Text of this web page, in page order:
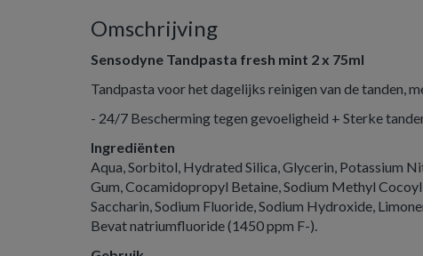
Omschrijving
Sensodyne Tandpasta fresh mint 2 x 75ml
Tandpasta voor het dagelijks reinigen van de tanden,
- 24/7 Bescherming tegen gevoeligheid + Sterke
Ingrediënten
Aqua, Sorbitol, Hydrated Silica, Glycerin, Potassium
Gum, Cocamidopropyl Betaine, Sodium Methyl Cocoyl
Saccharin, Sodium Fluoride, Sodium Hydroxide,
Bevat natriumfluoride (1450 ppm F-).